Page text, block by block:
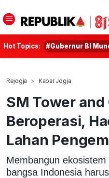
Hot Topics: #Gubernur BI
Rejogja Kabar Jogja
SM Tower
Beroperasi,
Lahan
Membangun
bangsa Indonesia